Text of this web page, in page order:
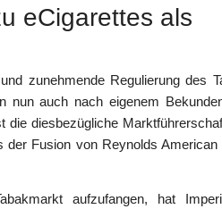
eCigarettes als
zunehmende Regulierung des
nun auch nach eigenem
diesbezügliche
Fusion von Reynolds American
aufzufangen, hat